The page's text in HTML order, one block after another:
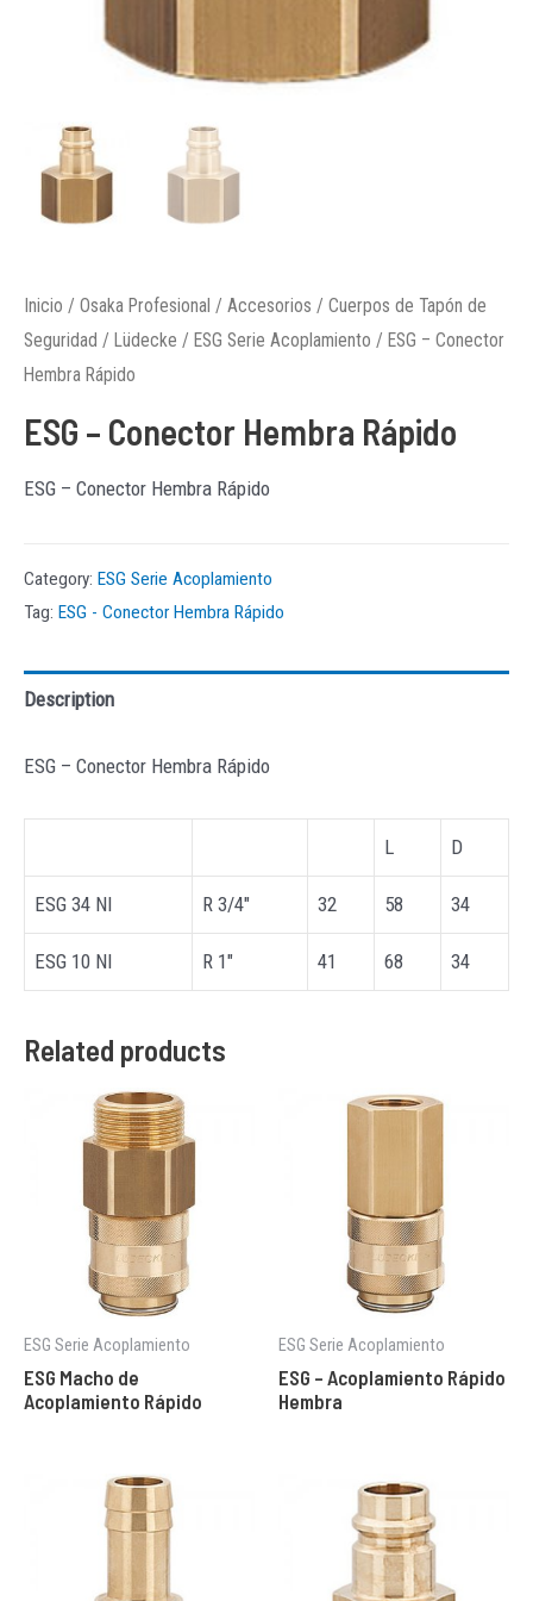
Inicio / Osaka Profesional / Accesorios / Cuerpos de Tapón de
Seguridad / Lüdecke / ESG Serie Acoplamiento / ESG – Conector
Hembra Rápido
ESG – Conector Hembra Rápido
ESG – Conector Hembra Rápido
Category: ESG Serie Acoplamiento
Tag: ESG - Conector Hembra Rápido
Description
ESG – Conector Hembra Rápido
L D
ESG 34 NI R 3/4″ 32 58 34
ESG 10 NI R 1″ 41 68 34
Related products
ESG Serie Acoplamiento
ESG Macho de
Acoplamiento Rápido
ESG Serie Acoplamiento
ESG – Acoplamiento Rápido
Hembra